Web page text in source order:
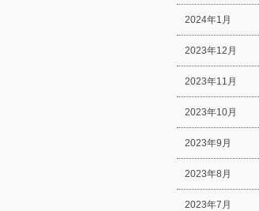
2024年1月
2023年12月
2023年11月
2023年10月
2023年9月
2023年8月
2023年7月